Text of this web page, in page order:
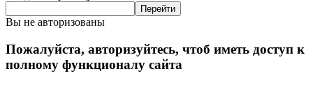
Вы не авторизованы
Пожалуйста, авторизуйтесь, чтоб иметь доступ к
полному функционалу сайта